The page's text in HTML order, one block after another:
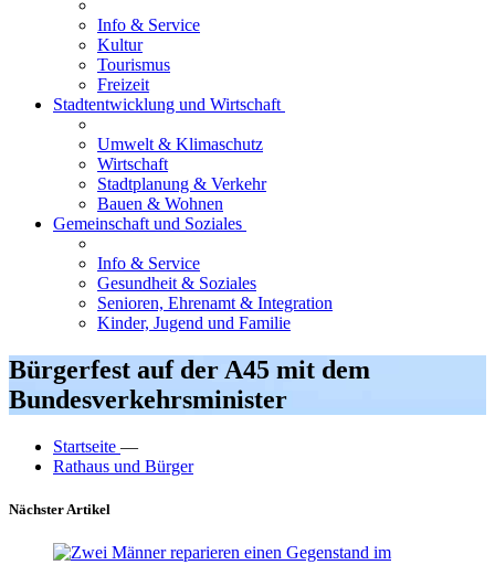
Info & Service
Kultur
Tourismus
Freizeit
Stadtentwicklung und Wirtschaft
Umwelt & Klimaschutz
Wirtschaft
Stadtplanung & Verkehr
Bauen & Wohnen
Gemeinschaft und Soziales
Info & Service
Gesundheit & Soziales
Senioren, Ehrenamt & Integration
Kinder, Jugend und Familie
Bürgerfest auf der A45 mit dem
Bundesverkehrsminister
Startseite —
Rathaus und Bürger
Nächster Artikel